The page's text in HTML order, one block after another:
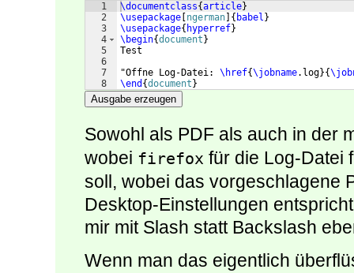
1
2
3
4
5
6
7
8
\documentclass{article}
\usepackage ngerman { babel }
\usepackage{ hyperref}
\begin{document }
Test
"Offne Log-Datei: \href{\jobname.log}{
\end {document }
Ausgabe erzeugen
Sowohl als PDF als auch in der
wobei firefox für die Log-Datei
soll, wobei das vorgeschlagene
Desktop-Einstellungen
mir mit Slash statt Backslash
Wenn man das eigentlich